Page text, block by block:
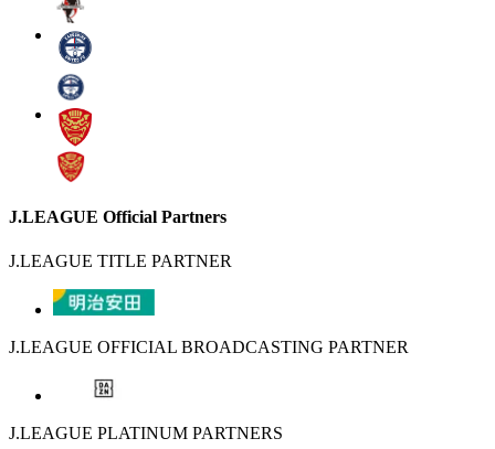
J.LEAGUE Official Partners
J.LEAGUE TITLE PARTNER
J.LEAGUE OFFICIAL BROADCASTING PARTNER
J.LEAGUE PLATINUM PARTNERS